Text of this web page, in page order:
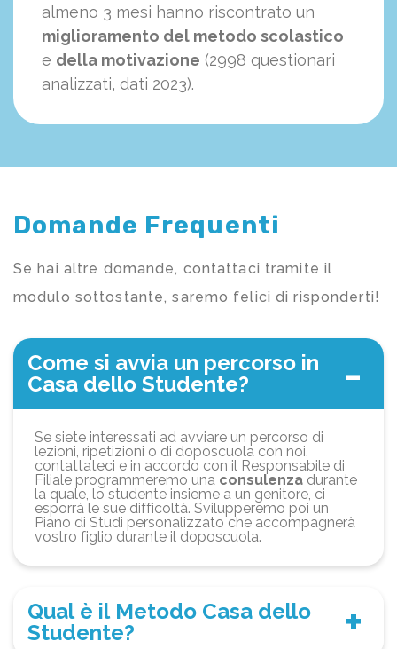
almeno 3 mesi hanno riscontrato un
miglioramento del metodo scolastico
e della motivazione (2998 questionari
analizzati, dati 2023).
Domande Frequenti
Se hai altre domande, contattaci tramite il
modulo sottostante, saremo felici di risponderti!
Come si avvia un percorso in
Casa dello Studente?
Se siete interessati ad avviare un percorso di
lezioni, ripetizioni o di doposcuola con noi,
contattateci e in accordo con il Responsabile di
Filiale programmeremo una consulenza durante
la quale, lo studente insieme a un genitore, ci
esporrà le sue difficoltà. Svilupperemo poi un
Piano di Studi personalizzato che accompagnerà
vostro figlio durante il doposcuola.
Qual è il Metodo Casa dello
Studente?